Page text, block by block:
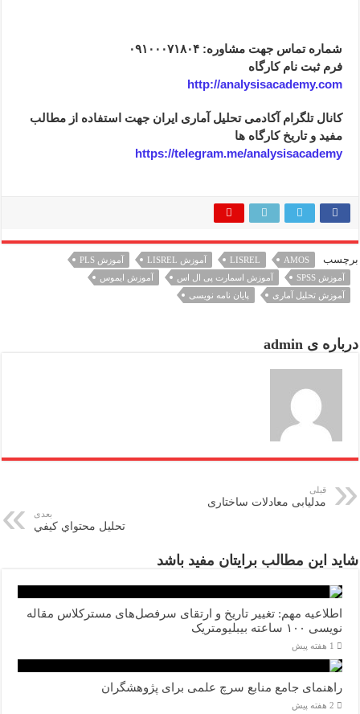
شماره تماس جهت مشاوره: ۰۹۱۰۰۰۷۱۸۰۴
فرم ثبت نام کارگاه
http://analysisacademy.com
کانال تلگرام آکادمی تحلیل آماری ایران جهت استفاده از مطالب
مفید و تاریخ کارگاه ها
https://telegram.me/analysisacademy
برچسب AMOS
LISREL آموزش LISREL
آموزش PLS
آموزش SPSS
آموزش اسمارت پی ال اس
آموزش ایموس
آموزش تحلیل آماری
پایان نامه نویسی
درباره ی admin
قبلی
مدلیابی معادلات ساختاری
بعدی
تحليل محتواي كيفي
شاید این مطالب برایتان مفید باشد
اطلاعیه مهم: تغییر تاریخ و ارتقای سرفصل‌های مسترکلاس مقاله
نویسی ۱۰۰ ساعته بیبلیومتریک
1 هفته پیش
راهنمای جامع منابع سرچ علمی برای پژوهشگران
2 هفته پیش